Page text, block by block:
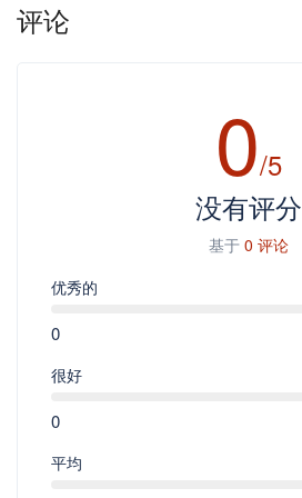
评论
0/5
没有评分
基于 0 评论
优秀的
0
很好
0
平均